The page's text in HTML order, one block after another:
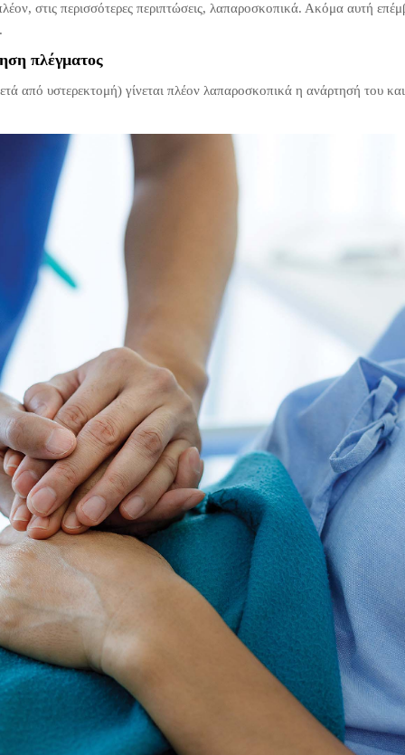
στις περισσότερες περιπτώσεις, λαπαροσκοπικά. Ακόμα αυτή
πλέγματος
από υστερεκτομή) γίνεται πλέον λαπαροσκοπικά η ανάρτησή του